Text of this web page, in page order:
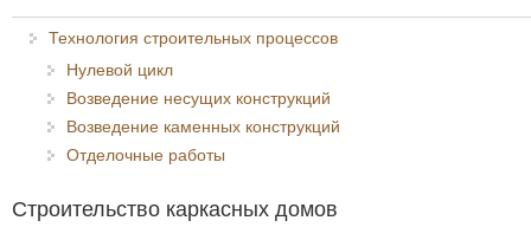
Технология строительных процессов
Нулевой цикл
Возведение несущих конструкций
Возведение каменных конструкций
Отделочные работы
Строительство каркасных домов